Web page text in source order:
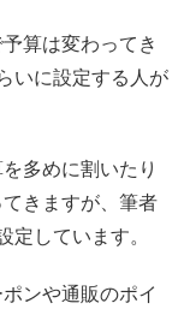
算は変わってき
いに設定する人が
多めに割いたり
きますが、筆者
定しています。
ンや通販のポイ